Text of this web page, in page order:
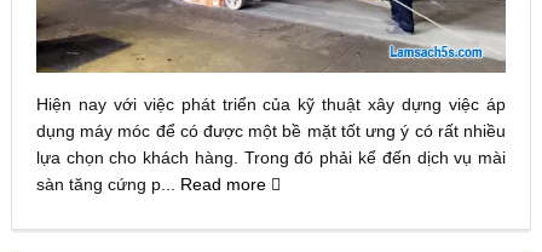
Hiện nay với việc phát triển của kỹ thuật xây dựng việc áp
dụng máy móc để có được một bề mặt tốt ưng ý có rất nhiều
lựa chọn cho khách hàng. Trong đó phải kể đến dịch vụ mài
sàn tăng cứng p... Read more